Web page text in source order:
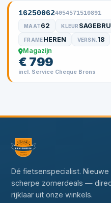
162500624054571510891
MAAT62 KLEUR
FRAMEHEREN VERSN. 18
Magazijn
€ 799
incl. Service Cheque Brons
Dé fietsenspecialist. Nieuwe
scherpe zomerdeals —
rijklaar uit onze winkels.